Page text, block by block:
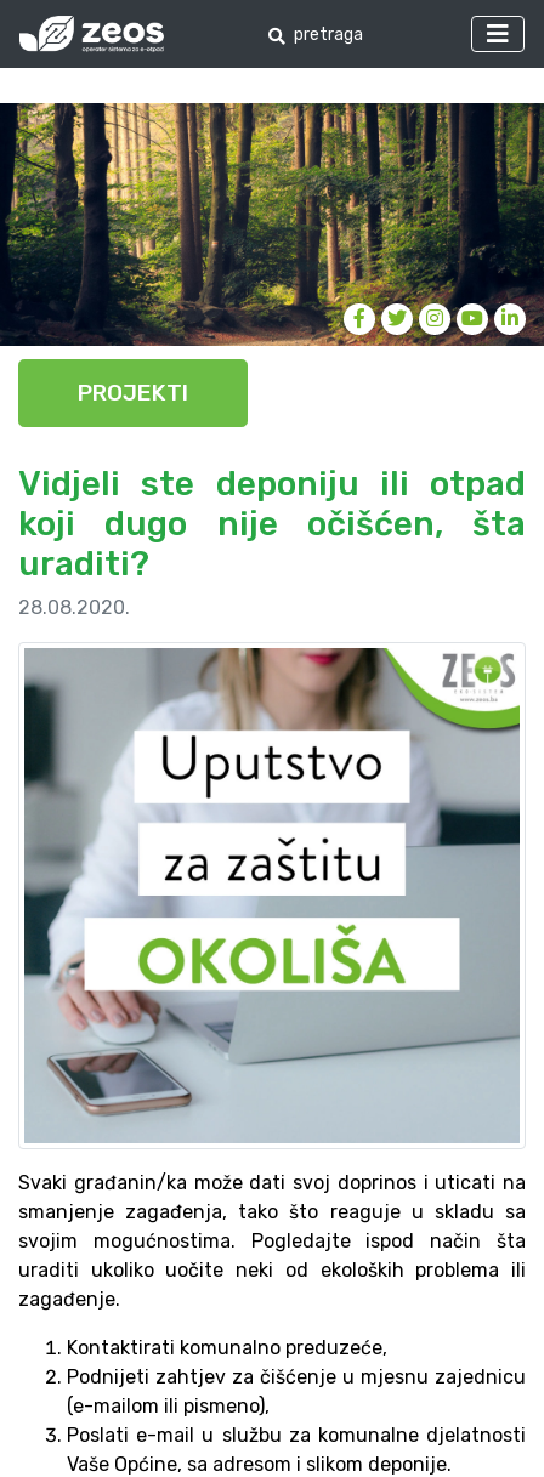
PROJEKTI
Vidjeli ste deponiju ili otpad
koji dugo nije očišćen, šta
uraditi?
28.08.2020.
Svaki građanin/ka može dati svoj doprinos i uticati na
smanjenje zagađenja, tako što reaguje u skladu sa
svojim mogućnostima. Pogledajte ispod način šta
uraditi ukoliko uočite neki od ekoloških problema ili
zagađenje.
Kontaktirati komunalno preduzeće,
Podnijeti zahtjev za čišćenje u mjesnu zajednicu
(e-mailom ili pismeno),
Poslati e-mail u službu za komunalne djelatnosti
Vaše Općine, sa adresom i slikom deponije.